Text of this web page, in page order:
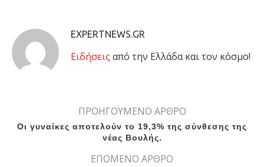
EXPERTNEWS.GR
Eιδήσεις από την Ελλάδα και τον κόσμο!
ΠΡΟΗΓΟΥΜΕΝΟ ΑΡΘΡΟ
Οι γυναίκες αποτελούν το 19,3% της σύνθεσης της
νέας Βουλής.
ΕΠΟΜΕΝΟ ΑΡΘΡΟ